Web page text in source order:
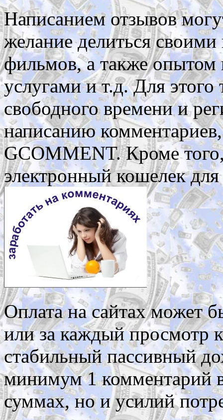
Написанием отзывов
желание делиться
фильмов, а также опытом
услугами и т.д. Для этого
свободного времени и
написанию
GCOMMENT. Кроме
электронный кошелек для
Оплата на сайтах может
или за каждый просмотр
стабильный пассивный
минимум 1 комментарий
суммах, но и усилий